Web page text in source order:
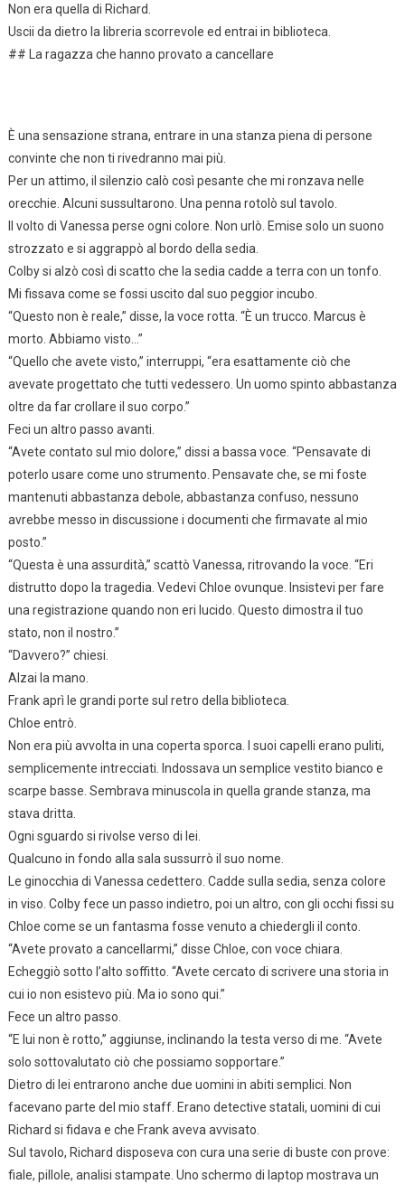
Non era quella di Richard.
Uscii da dietro la libreria scorrevole ed entrai in biblioteca.
## La ragazza che hanno provato a cancellare
È una sensazione strana, entrare in una stanza piena di persone
convinte che non ti rivedranno mai più.
Per un attimo, il silenzio calò così pesante che mi ronzava nelle
orecchie. Alcuni sussultarono. Una penna rotolò sul tavolo.
Il volto di Vanessa perse ogni colore. Non urlò. Emise solo un suono
strozzato e si aggrappò al bordo della sedia.
Colby si alzò così di scatto che la sedia cadde a terra con un tonfo.
Mi fissava come se fossi uscito dal suo peggior incubo.
“Questo non è reale,” disse, la voce rotta. “È un trucco. Marcus è
morto. Abbiamo visto…”
“Quello che avete visto,” interruppi, “era esattamente ciò che
avevate progettato che tutti vedessero. Un uomo spinto abbastanza
oltre da far crollare il suo corpo.”
Feci un altro passo avanti.
“Avete contato sul mio dolore,” dissi a bassa voce. “Pensavate di
poterlo usare come uno strumento. Pensavate che, se mi foste
mantenuti abbastanza debole, abbastanza confuso, nessuno
avrebbe messo in discussione i documenti che firmavate al mio
posto.”
“Questa è una assurdità,” scattò Vanessa, ritrovando la voce. “Eri
distrutto dopo la tragedia. Vedevi Chloe ovunque. Insistevi per fare
una registrazione quando non eri lucido. Questo dimostra il tuo
stato, non il nostro.”
“Davvero?” chiesi.
Alzai la mano.
Frank aprì le grandi porte sul retro della biblioteca.
Chloe entrò.
Non era più avvolta in una coperta sporca. I suoi capelli erano puliti,
semplicemente intrecciati. Indossava un semplice vestito bianco e
scarpe basse. Sembrava minuscola in quella grande stanza, ma
stava dritta.
Ogni sguardo si rivolse verso di lei.
Qualcuno in fondo alla sala sussurrò il suo nome.
Le ginocchia di Vanessa cedettero. Cadde sulla sedia, senza colore
in viso. Colby fece un passo indietro, poi un altro, con gli occhi fissi su
Chloe come se un fantasma fosse venuto a chiedergli il conto.
“Avete provato a cancellarmi,” disse Chloe, con voce chiara.
Echeggiò sotto l’alto soffitto. “Avete cercato di scrivere una storia in
cui io non esistevo più. Ma io sono qui.”
Fece un altro passo.
“E lui non è rotto,” aggiunse, inclinando la testa verso di me. “Avete
solo sottovalutato ciò che possiamo sopportare.”
Dietro di lei entrarono anche due uomini in abiti semplici. Non
facevano parte del mio staff. Erano detective statali, uomini di cui
Richard si fidava e che Frank aveva avvisato.
Sul tavolo, Richard disposeva con cura una serie di buste con prove:
fiale, pillole, analisi stampate. Uno schermo di laptop mostrava un